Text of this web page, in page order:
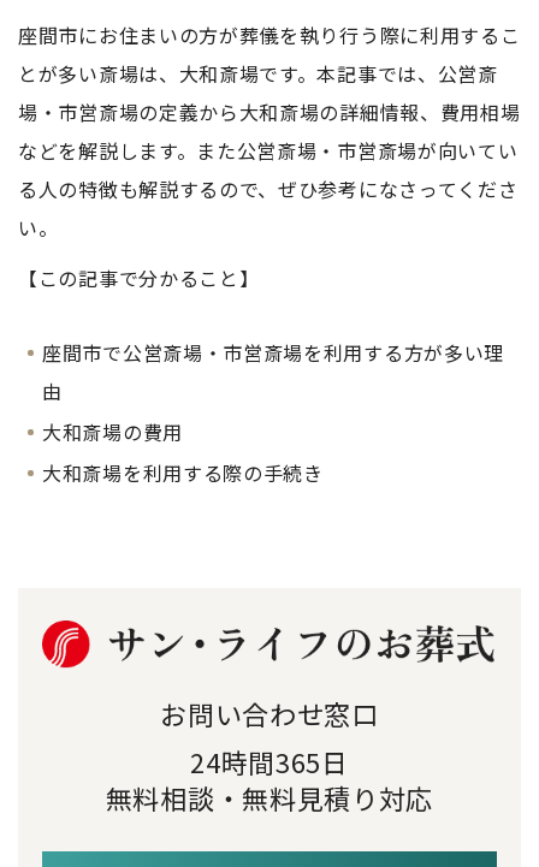
座間市にお住まいの方が葬儀を執り行う際に利用するこ
とが多い斎場は、大和斎場です。本記事では、公営斎
場・市営斎場の定義から大和斎場の詳細情報、費用相場
などを解説します。また公営斎場・市営斎場が向いてい
る人の特徴も解説するので、ぜひ参考になさってくださ
い。
【この記事で分かること】
座間市で公営斎場・市営斎場を利用する方が多い理
由
大和斎場の費用
大和斎場を利用する際の手続き
お問い合わせ窓口
24時間365日
無料相談・無料見積り対応